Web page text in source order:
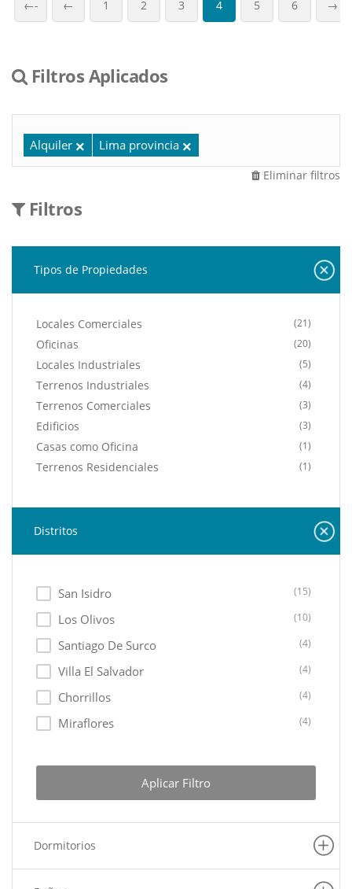
←- ← 1 2 3 4 5 6 →
Filtros Aplicados
Alquiler Lima provincia
Eliminar filtros
Filtros
Tipos de Propiedades
Locales Comerciales (21)
Oficinas (20)
Locales Industriales (5)
Terrenos Industriales (4)
Terrenos Comerciales (3)
Edificios (3)
Casas como Oficina (1)
Terrenos Residenciales (1)
Distritos
San Isidro (15)
Los Olivos (10)
Santiago De Surco (4)
Villa El Salvador (4)
Chorrillos (4)
Miraflores (4)
Ate (2)
Puente Piedra (1)
Pachacamac
Aplicar Filtro
Dormitorios